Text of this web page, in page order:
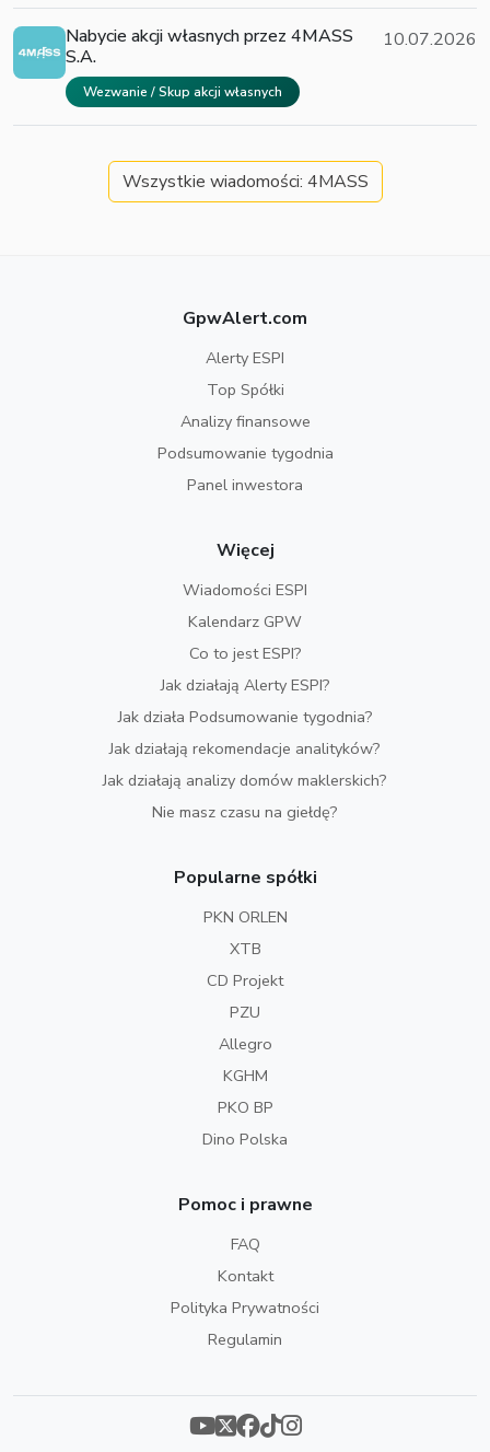
Nabycie akcji własnych przez 4MASS
S.A.
Wezwanie / Skup akcji własnych
10.07.2026
Wszystkie wiadomości: 4MASS
GpwAlert.com
Alerty ESPI
Top Spółki
Analizy finansowe
Podsumowanie tygodnia
Panel inwestora
Więcej
Wiadomości ESPI
Kalendarz GPW
Co to jest ESPI?
Jak działają Alerty ESPI?
Jak działa Podsumowanie tygodnia?
Jak działają rekomendacje analityków?
Jak działają analizy domów maklerskich?
Nie masz czasu na giełdę?
Popularne spółki
PKN ORLEN
XTB
CD Projekt
PZU
Allegro
KGHM
PKO BP
Dino Polska
Pomoc i prawne
FAQ
Kontakt
Polityka Prywatności
Regulamin